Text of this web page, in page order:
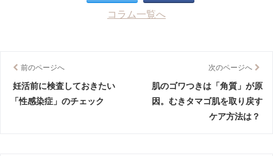
コラム一覧へ
前のページへ
妊活前に検査しておきたい
「性感染症」のチェック
次のページへ
肌のゴワつきは「角質」が原
因。むきタマゴ肌を取り戻す
ケア方法は？